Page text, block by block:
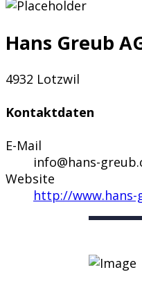
Hans Greub
4932 Lotzwil
Kontaktdaten
E-Mail
info@hans-
Website
http://www.hans-